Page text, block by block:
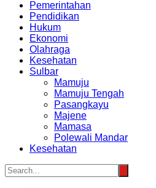
Pemerintahan
Pendidikan
Hukum
Ekonomi
Olahraga
Kesehatan
Sulbar
Mamuju
Mamuju Tengah
Pasangkayu
Majene
Mamasa
Polewali Mandar
Kesehatan